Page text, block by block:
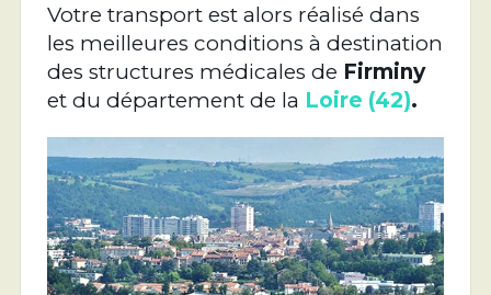
Votre transport est alors réalisé dans
les meilleures conditions à destination
des structures médicales de Firminy
et du département de la Loire (42).